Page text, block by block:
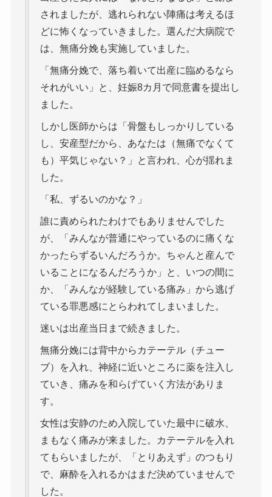
されましたが、逃れられない陣痛は考えるほ
どに怖くなっていきました。選んだ大病院で
は、無痛分娩も実施していました。
「無痛分娩で、落ち着いて出産に臨めるなら
それがいい」と、妊娠8カ月で同意書を提出し
ました。
しかし医師からは「骨盤もしっかりしている
し、安産型だから、あなたは（無痛でなくて
も）平気じゃない？」と言われ、心が揺れま
した。
「私、ずるいのかな？」
誰に責められたわけでもありませんでした
が、「みんなが普通にやっているのに痛くな
かったらずるいんだろうか。ちゃんと産んで
いることになるんだろうか」と、いつの間に
か、「みんなが経験している痛み」から逃げ
ている罪悪感にとらわれてしまいました。
迷いは出産当日まで続きました。
無痛分娩には背中からカテーテル（チュー
ブ）を入れ、神経に近いところに薬を注入し
ていき、痛みを和らげていく方法がありま
す。
女性は安静のため入院していた最中に破水、
まもなく痛みが来ました。カテーテルを入れ
てもらいましたが、「とりあえず」のつもり
で、麻酔を入れるかはまだ決めていませんで
した。